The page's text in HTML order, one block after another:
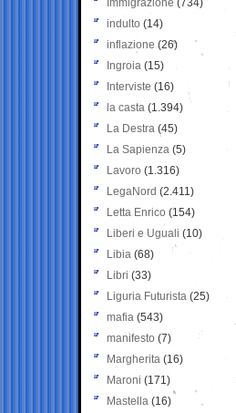
Immigrazione (734)
indulto (14)
inflazione (26)
Ingroia (15)
Interviste (16)
la casta (1.394)
La Destra (45)
La Sapienza (5)
Lavoro (1.316)
LegaNord (2.411)
Letta Enrico (154)
Liberi e Uguali (10)
Libia (68)
Libri (33)
Liguria Futurista (25)
mafia (543)
manifesto (7)
Margherita (16)
Maroni (171)
Mastella (16)